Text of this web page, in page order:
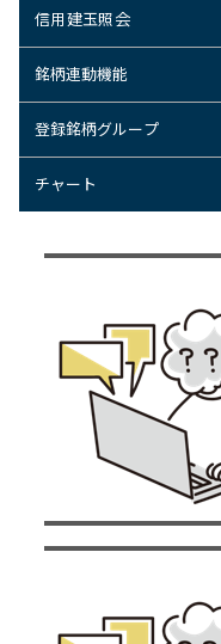
信用建玉照会
銘柄連動機能
登録銘柄グループ
チャート